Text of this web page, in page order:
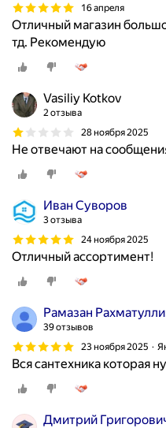
16 апреля
Отличный магазин
тд. Рекомендую
Vasiliy Kotkov
2 отзыва
28 ноября 2025
Не отвечают на
Иван Суворов
3 отзыва
24 ноября 2025
Отличный ассортимент!
Рамазан
39 отзывов
23 ноября 2025
Вся сантехника которая
Дмитрий